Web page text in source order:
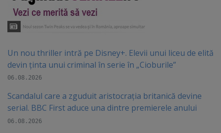
Un nou thriller intră pe Disney+. Elevii unui liceu de elită
devin ținta unui criminal în serie în „Cioburile”
06.08.2026
Scandalul care a zguduit aristocrația britanică devine
serial. BBC First aduce una dintre premierele anului
06.08.2026